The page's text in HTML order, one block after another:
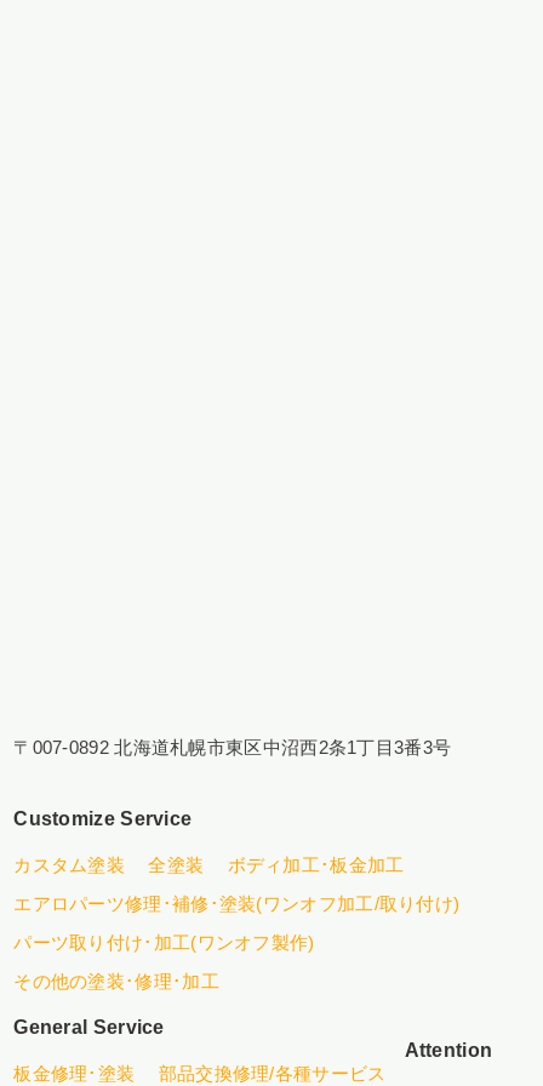
〒007-0892 北海道札幌市東区中沼西2条1丁目3番3号
Customize Service
カスタム塗装 全塗装
ボディ加工･板金加工
エアロパーツ修理･補修･塗装(ワンオフ加工/取り付け)
パーツ取り付け･加工(ワンオフ製作)
その他の塗装･修理･加工
General Service
板金修理･塗装 部品交換修理/各種サービス
Attention